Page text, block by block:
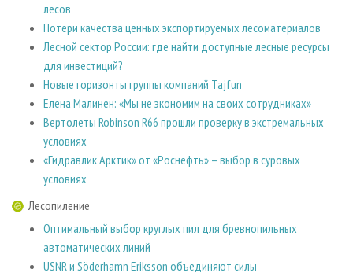
лесов
Потери качества ценных экспортируемых лесоматериалов
Лесной сектор России: где найти доступные лесные ресурсы
для инвестиций?
Новые горизонты группы компаний Tajfun
Елена Малинен: «Мы не экономим на своих сотрудниках»
Вертолеты Robinson R66 прошли проверку в экстремальных
условиях
«Гидравлик Арктик» от «Роснефть» – выбор в суровых
условиях
Лесопиление
Оптимальный выбор круглых пил для бревнопильных
автоматических линий
USNR и Söderhamn Eriksson объединяют силы